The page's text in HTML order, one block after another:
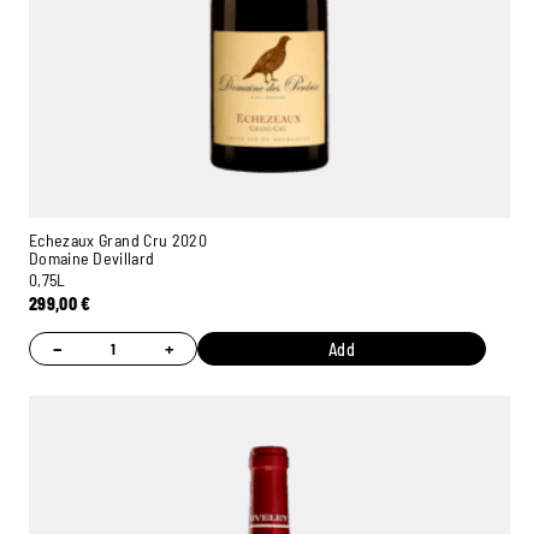
Echezaux Grand Cru 2020
Domaine Devillard
0,75L
299,00€
− + Add